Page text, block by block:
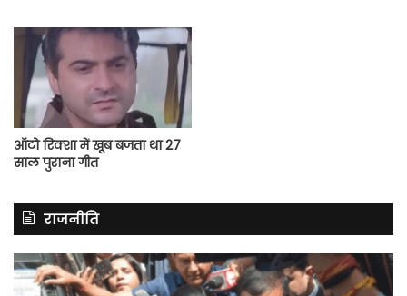
ऑटो रिक्शा में खूब बजता था 27
साल पुराना गीत
राजनीति